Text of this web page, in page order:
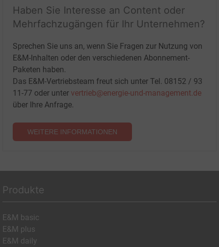
Haben Sie Interesse an Content oder
Mehrfachzugängen für Ihr Unternehmen?
Sprechen Sie uns an, wenn Sie Fragen zur Nutzung von
E&M-Inhalten oder den verschiedenen Abonnement-
Paketen haben.
Das E&M-Vertriebsteam freut sich unter Tel. 08152 / 93
11-77 oder unter vertrieb@energie-und-management.de
über Ihre Anfrage.
WEITERE INFORMATIONEN
Produkte
E&M basic
E&M plus
E&M daily